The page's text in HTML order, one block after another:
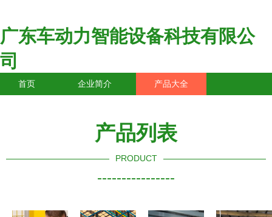
广东车动力智能设备科技有限公
司
首页 企业简介 产品大全
产品列表
PRODUCT
----------------